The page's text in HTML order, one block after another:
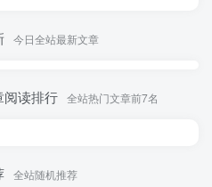
今日全站最新文章
阅读排行 全站热门文章前7名
全站随机推荐